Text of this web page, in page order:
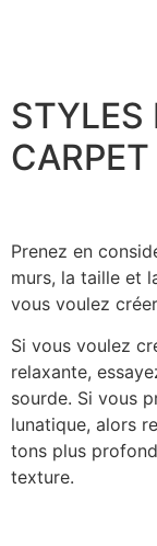
STYLES
CARPET
Prenez en
murs, la taille et
vous voulez
Si vous voulez
relaxante,
sourde. Si vous
lunatique, alors
tons plus
texture.